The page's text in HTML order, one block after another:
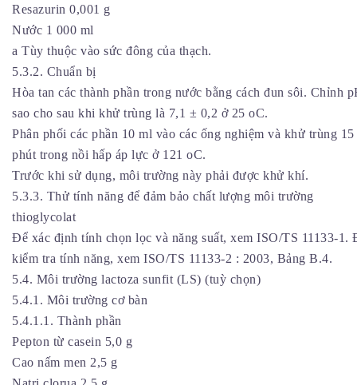
Resazurin 0,001 g
Nước 1 000 ml
a Tùy thuộc vào sức đông của thạch.
5.3.2. Chuẩn bị
Hòa tan các thành phần trong nước bằng cách đun sôi. Chỉnh
sao cho sau khi khử trùng là 7,1 ± 0,2 ở 25 oC.
Phân phối các phần 10 ml vào các ống nghiệm và khử trùng 15
phút trong nồi hấp áp lực ở 121 oC.
Trước khi sử dụng, môi trường này phải được khử khí.
5.3.3. Thử tính năng để đảm bảo chất lượng môi trường
thioglycolat
Để xác định tính chọn lọc và năng suất, xem ISO/TS 11133-1.
kiểm tra tính năng, xem ISO/TS 11133-2 : 2003, Bảng B.4.
5.4. Môi trường lactoza sunfit (LS) (tuỳ chọn)
5.4.1. Môi trường cơ bàn
5.4.1.1. Thành phần
Pepton từ casein 5,0 g
Cao nấm men 2,5 g